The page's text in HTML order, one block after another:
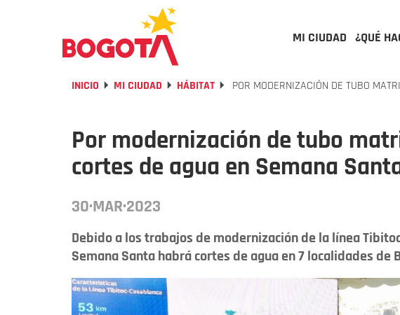
MI CIUDAD ¿QUÉ
INICIO MI CIUDAD HÁBITAT POR MODERNIZACIÓN DE TUBO
Por modernización de tubo
cortes de agua en Semana
30·MAR·2023
Debido a los trabajos de modernización de la línea
Semana Santa habrá cortes de agua en 7 localidades de